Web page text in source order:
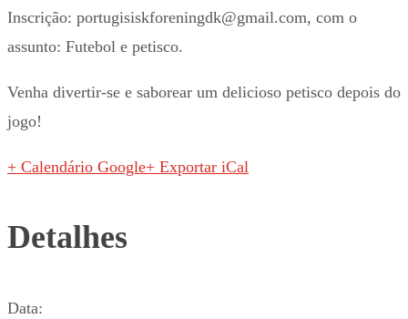
Inscrição: portugisiskforeningdk@gmail.com, com o
assunto: Futebol e petisco.
Venha divertir-se e saborear um delicioso petisco depois do
jogo!
+ Calendário Google+ Exportar iCal
Detalhes
Data: